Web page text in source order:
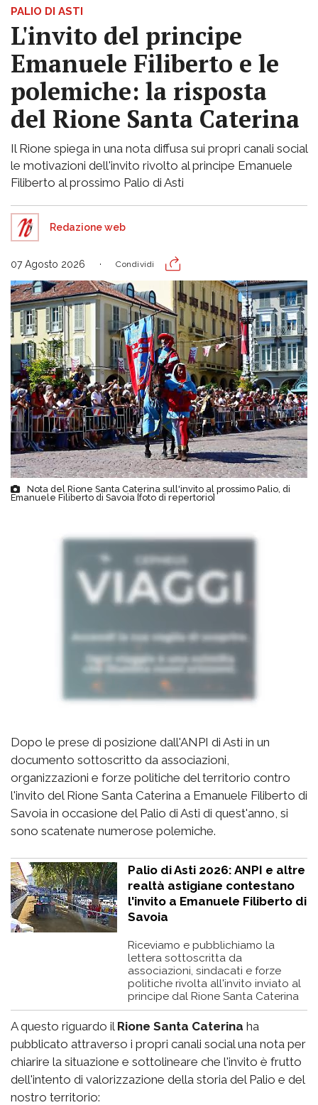
PALIO DI ASTI
L'invito del principe
Emanuele Filiberto e le
polemiche: la risposta
del Rione Santa Caterina
Il Rione spiega in una nota diffusa sui propri canali social
le motivazioni dell'invito rivolto al principe Emanuele
Filiberto al prossimo Palio di Asti
Redazione web
07 Agosto 2026 Condividi
Nota del Rione Santa Caterina sull'invito al prossimo Palio, di
Emanuele Filiberto di Savoia [foto di repertorio]
Dopo le prese di posizione dall'ANPI di Asti in un
documento sottoscritto da associazioni,
organizzazioni e forze politiche del territorio contro
l'invito del Rione Santa Caterina a Emanuele Filiberto di
Savoia in occasione del Palio di Asti di quest'anno, si
sono scatenate numerose polemiche.
Palio di Asti 2026: ANPI e altre
realtà astigiane contestano
l'invito a Emanuele Filiberto di
Savoia
Riceviamo e pubblichiamo la
lettera sottoscritta da
associazioni, sindacati e forze
politiche rivolta all'invito inviato al
principe dal Rione Santa Caterina
A questo riguardo il Rione Santa Caterina ha
pubblicato attraverso i propri canali social una nota per
chiarire la situazione e sottolineare che l'invito è frutto
dell'intento di valorizzazione della storia del Palio e del
nostro territorio: